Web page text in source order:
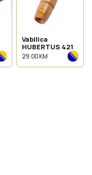
Vabilica
HUBERTUS 421
29.00 KM